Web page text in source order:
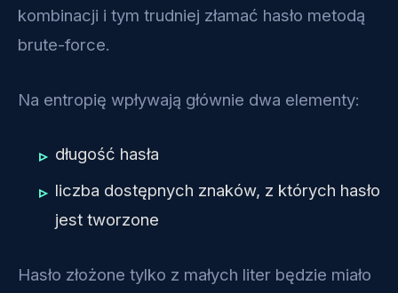
kombinacji i tym trudniej złamać hasło metodą
brute-force.
Na entropię wpływają głównie dwa elementy:
długość hasła
liczba dostępnych znaków, z których hasło
jest tworzone
Hasło złożone tylko z małych liter będzie miało